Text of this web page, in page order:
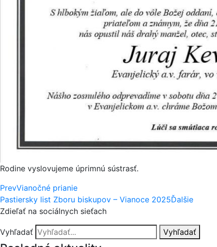
Rodine vyslovujeme úprimnú sústrasť.
PrevVianočné prianie
Pastiersky list Zboru biskupov – Vianoce 2025Ďalšie
Zdieľať na sociálnych sieťach
Vyhľadať Vyhľadať